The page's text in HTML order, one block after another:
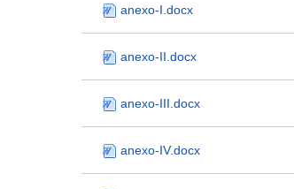
anexo-I.docx
anexo-II.docx
anexo-III.docx
anexo-IV.docx